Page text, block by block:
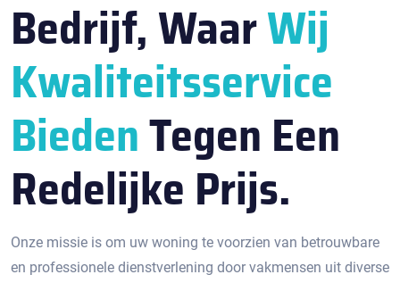
Bedrijf, WaarWij
Kwaliteitsservice
BiedenTegen Een
Redelijke Prijs.
Onze missie is om uw woning te voorzien van betrouwbare
en professionele dienstverlening door vakmensen uit diverse